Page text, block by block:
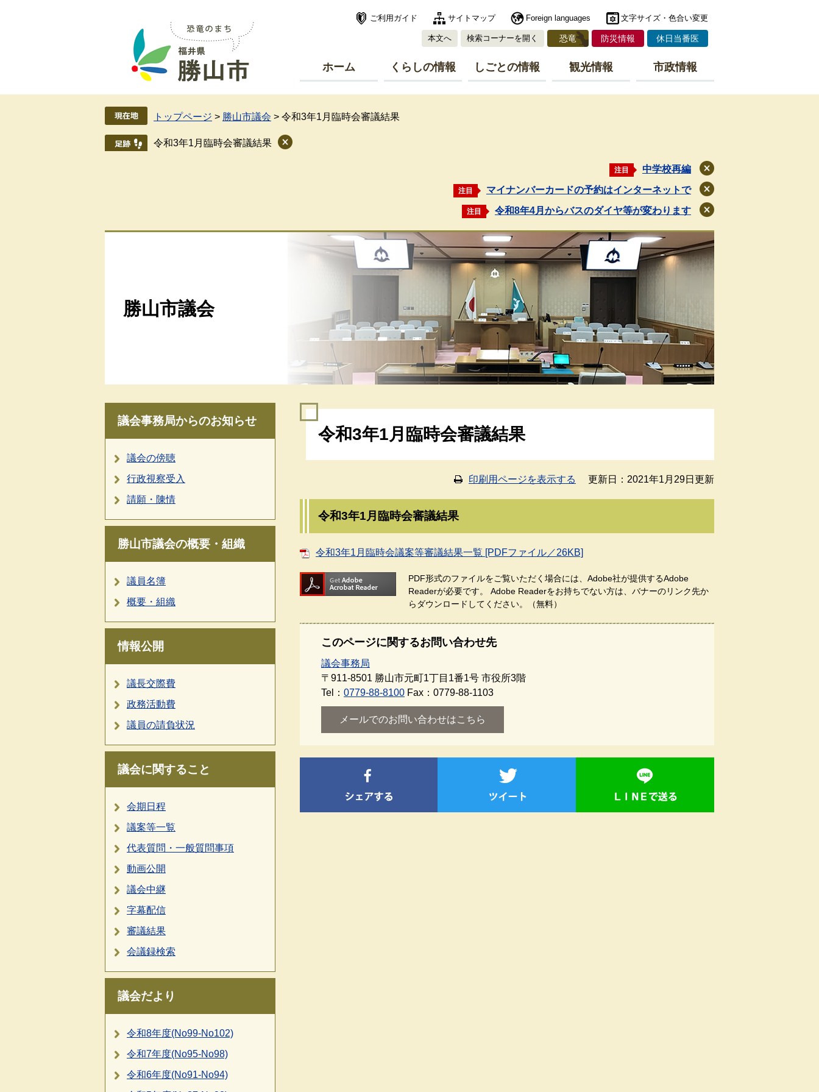
で
ば
ご利用ガイド サイトマップ Foreign languages 文字サイズ・色合い変更
本文へ 検索コーナーを開く 恐竜 防災情報 休日当番医
ホーム くらしの情報 しごとの情報 観光情報 市政情報
トップページ > 勝山市議会 > 令和3年1月臨時会審議結果
令和3年1月臨時会審議結果
注目 中学校再編
閉
じ
る
注目 マイナンバーカードの予約はインターネットで
閉
じ
る
注目 令和8年4月からバスのダイヤ等が変わります
閉
勝山市議会
議会事務局からのお知らせ
議会の傍聴
行政視察受入
請願・陳情
勝山市議会の概要・組織
議員名簿
概要・組織
情報公開
議長交際費
政務活動費
議員の請負状況
議会に関すること
会期日程
議案等一覧
代表質問・一般質問事項
動画公開
議会中継
字幕配信
審議結果
会議録検索
議会だより
令和8年度(No99-No102)
令和7年度(No95-No98)
令和6年度(No91-No94)
令和3年1月臨時会審議結果
印刷用ページを表示する 更新日：2021年1月29日更新
令和3年1月臨時会審議結果
令和3年1月臨時会議案等審議結果一覧 [PDFファイル／26KB]
PDF形式のファイルをご覧いただく場合には、Adobe社が提供するAdobe
Readerが必要です。
Adobe Readerをお持ちでない方は、バナーのリンク先か
らダウンロードしてください。（無料）
このページに関するお問い合わせ先
議会事務局
〒911-8501 勝山市元町1丁目1番1号 市役所3階
Tel： 0779-88-8100 Fax：0779-88-1103
メールでのお問い合わせはこちら